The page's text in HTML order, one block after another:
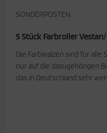
SONDERPOSTEN
5 Stück Farbroller
Die Farbwalzen sind für
nur auf die dazugehörigen
das in Deutschland sehr